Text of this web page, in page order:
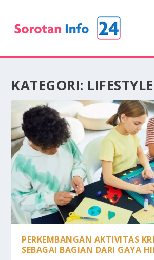
KATEGORI: LIFESTYLE
PERKEMBANGAN AKTIVITAS
SEBAGAI BAGIAN DARI GAYA